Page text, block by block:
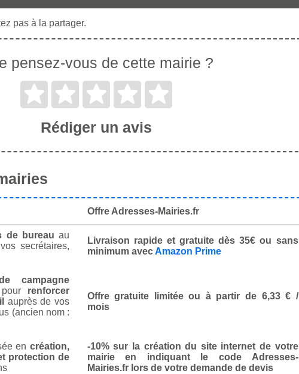
pas à la partager.
pensez-vous de cette mairie ?
Rédiger un avis
Offre Adresses-Mairies.fr
de bureau au
secrétaires,
Livraison rapide et gratuite dès 35€ ou sans
minimum avecAmazon Prime
campagne
renforcer
auprès de vos
(ancien nom :
Offre gratuite limitée ou à partir de 6,33 € /
mois
en création,
protection de
-10% sur la création du site internet de votre
mairie en indiquant le code Adresses-
Mairies.fr lors de votre demande de devis